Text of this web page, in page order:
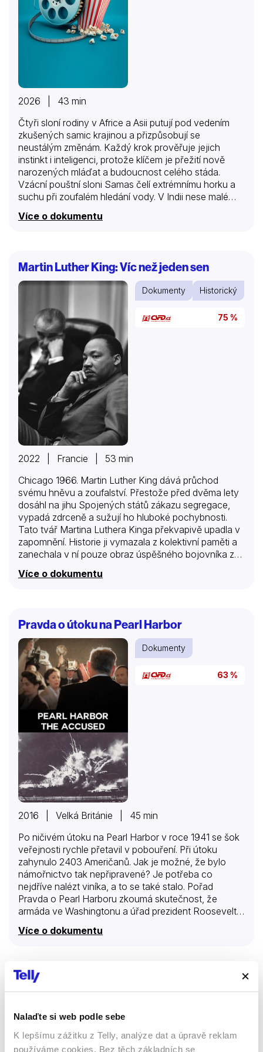
Nalaďte si web podle sebe
K lepšímu zážitku z Telly, analýze dat a úpravě reklam
používáme cookies. Bez těch základních se
2026 | 43 min
Čtyři sloní rodiny v Africe a Asii putují pod vedením
zkušených samic krajinou a přizpůsobují se
neustálým změnám. Každý krok prověřuje jejich
instinkt i inteligenci, protože klíčem je přežití nově
narozených mláďat a budoucnost celého stáda.
Vzácní pouštní sloni Samas čelí extrémnímu horku a
suchu při zoufalém hledání vody. V Indii nese malé
keňské savaně se rodina Tembo snaží ochránit mládě
potřebným k přežití.
Více o dokumentu
Martin Luther King: Víc než jeden sen
Dokumenty Historický
75 %
2022 | Francie | 53 min
Chicago 1966. Martin Luther King dává průchod
svému hněvu a zoufalství. Přestože před dvěma lety
dosáhl na jihu Spojených států zákazu segregace,
vypadá zdrceně a sužují ho hluboké pochybnosti.
Tato tvář Martina Luthera Kinga překvapivě upadla v
zapomnění. Historie ji vymazala z kolektivní paměti a
zanechala v ní pouze obraz úspěšného bojovníka za
Tato slavná slova ale zastínila skutečnost, že Kingův
sklony byl přesvědčen, že dokud budou žít lidé černé
pleti v bídě, nemohou se stát rovnoprávnými a
svobodnými občany. Poslední roky svého života
zasvětil boji za sociální rovnost, byly to bezpochyby…
Více o dokumentu
Pravda o útoku na Pearl Harbor
Dokumenty
63 %
2016 | Velká Británie | 45 min
Po ničivém útoku na Pearl Harbor v roce 1941 se šok
veřejnosti rychle přetavil v pobouření. Při útoku
zahynulo 2403 Američanů. Jak je možné, že bylo
námořnictvo tak nepřipravené? Je potřeba co
nejdříve nalézt viníka, a to se také stalo. Pořad
Pravda o Pearl Harboru zkoumá skutečnost, že
armáda ve Washingtonu a úřad prezident Roosevelta
Kimmelovi – veliteli pacifické flotily. Kimmelova kariéra
rodina však stále trvá na jeho nevině. Rozhovory s
odborníky zpravodajské služby, bývalými americkými
Harboru. Kimmelova rodina usiluje o vrácení jeho
hodnosti. Uvidíte…
Více o dokumentu
Romy & Alain, věční milenci
86 %